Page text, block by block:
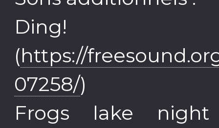
Ding!
(https://
07258/)
Frogs lake